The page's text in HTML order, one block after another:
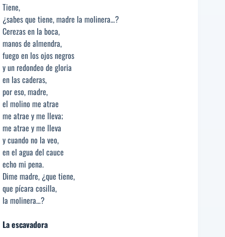
Tiene,
¿sabes que tiene, madre la molinera…?
Cerezas en la boca,
manos de almendra,
fuego en los ojos negros
y un redondeo de gloria
en las caderas,
por eso, madre,
el molino me atrae
me atrae y me lleva;
me atrae y me lleva
y cuando no la veo,
en el agua del cauce
echo mi pena.
Dime madre, ¿que tiene,
que pícara cosilla,
la molinera…?
La escavadora